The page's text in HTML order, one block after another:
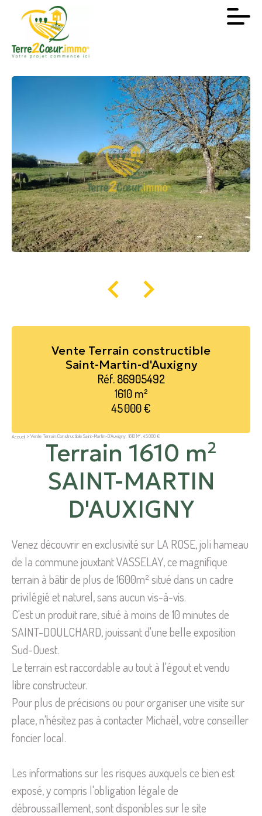
Vente Terrain constructible
Saint-Martin-d'Auxigny
Réf. 86905492
1610 m²
45 000 €
Accueil Vente Terrain Constructible Saint-Martin-D'Auxigny, 1610 M², 45 000 €
Terrain 1610 m²
SAINT-MARTIN
D'AUXIGNY
Venez découvrir en exclusivité sur LA ROSE, joli hameau
de la commune jouxtant VASSELAY, ce magnifique
terrain à bâtir de plus de 1600m² situé dans un cadre
privilégié et naturel, sans aucun vis-à-vis.
C'est un produit rare, situé à moins de 10 minutes de
SAINT-DOULCHARD, jouissant d'une belle exposition
Sud-Ouest.
Le terrain est raccordable au tout à l'égout et vendu
libre constructeur.
Pour plus de précisions ou pour organiser une visite sur
place, n'hésitez pas à contacter Michaël, votre conseiller
foncier local.
Les informations sur les risques auxquels ce bien est
exposé, y compris l'obligation légale de
débroussaillement, sont disponibles sur le site